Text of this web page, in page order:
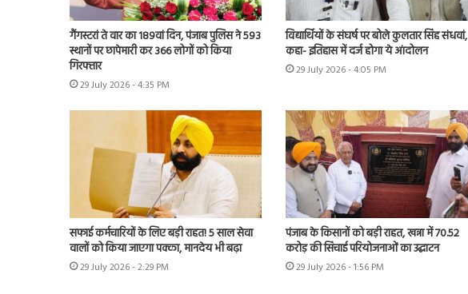
गैंगस्टरां ते वार का 189वां दिन, पंजाब पुलिस ने 593
स्थानों पर छापेमारी कर 366 लोगों को किया
गिरफ्तार
29 July 2026 - 4:35 PM
विद्यार्थियों के संघर्ष पर बोले कुलतार सिंह संधवां,
कहा- इतिहास में दर्ज होगा ये आंदोलन
29 July 2026 - 4:05 PM
सफाई कर्मचारियों के लिए बड़ी राहत! 5 साल सेवा
वालों को किया जाएगा पक्का, मानदेय भी बढ़ा
29 July 2026 - 2:29 PM
पंजाब के किसानों को बड़ी राहत, खन्ना में 70.52
करोड़ की सिंचाई परियोजनाओं का उद्घाटन
29 July 2026 - 1:56 PM